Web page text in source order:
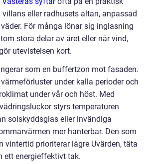
eller radhusets altan, anpassad
För många lönar sig inglasning
stora delar av året eller när vind,
utevistelsen kort.
som en buffertzon mot fasaden.
under kalla perioder och
under vår och höst. Med
styrs temperaturen
solskyddsglas eller invändiga
mer hanterbar. Den som
vintertid prioriterar lägre Uvärden, täta
ett energieffektivt tak.